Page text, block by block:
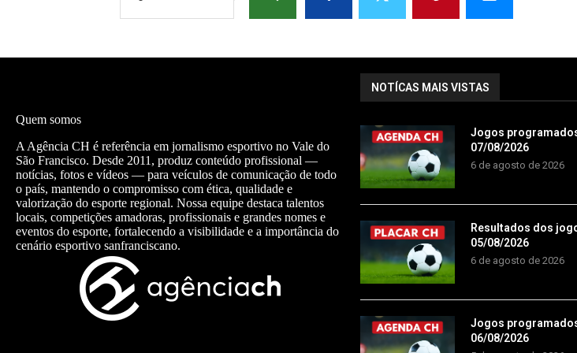
Quem somos
A Agência CH é referência em jornalismo esportivo no Vale do
São Francisco. Desde 2011, produz conteúdo profissional —
notícias, fotos e vídeos — para veículos de comunicação de todo
o país, mantendo o compromisso com ética, qualidade e
valorização do esporte regional. Nossa equipe destaca talentos
locais, competições amadoras, profissionais e grandes nomes e
eventos do esporte, fortalecendo a visibilidade e a importância do
cenário esportivo sanfranciscano.
NOTÍCAS MAIS VISTAS
Jogos
07/08/2026
6 de agosto de 2026
Resultados dos
05/08/2026
6 de agosto de 2026
Jogos
06/08/2026